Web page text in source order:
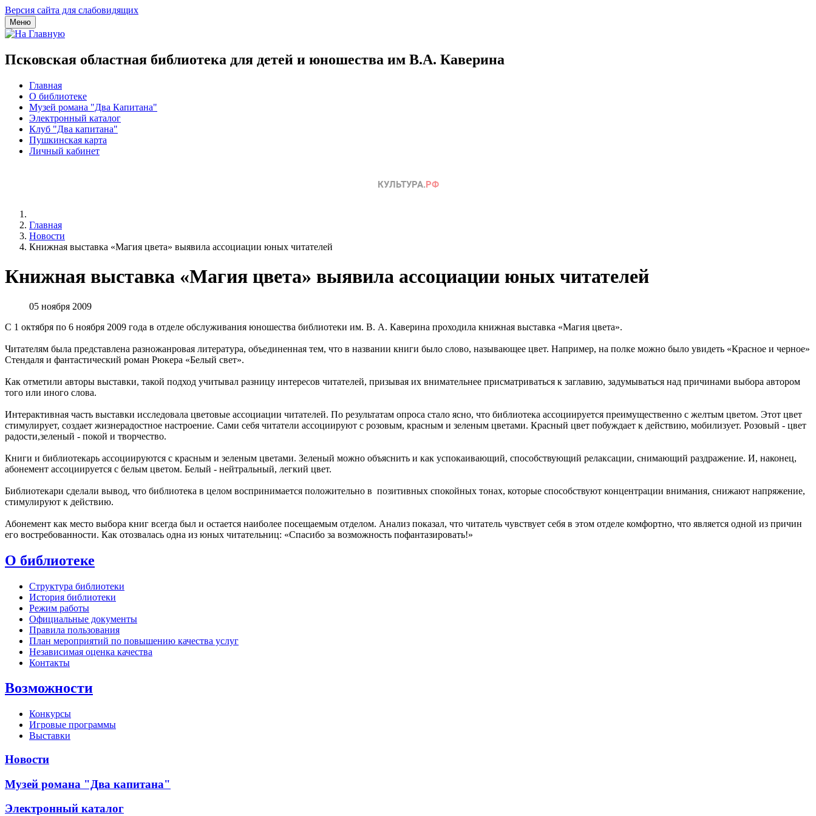
Версия сайта для слабовидящих
Меню
Псковская областная библиотека для детей и юношества им В.А. Каверина
Главная
О библиотеке
Музей романа "Два Капитана"
Электронный каталог
Клуб "Два капитана"
Пушкинская карта
Личный кабинет
Главная
Новости
Книжная выставка «Магия цвета» выявила ассоциации юных читателей
Книжная выставка «Магия цвета» выявила ассоциации юных читателей
05 ноября 2009
С 1 октября по 6 ноября 2009 года в отделе обслуживания юношества библиотеки им. В. А. Каверина проходила книжная выставка «Магия цвета».
Читателям была представлена разножанровая литература, объединенная тем, что в названии книги было слово, называющее цвет. Например, на полке можно было увидеть «Красное и черное»
Стендаля и фантастический роман Рюкера «Белый свет».
Как отметили авторы выставки, такой подход учитывал разницу интересов читателей, призывая их внимательнее присматриваться к заглавию, задумываться над причинами выбора автором
того или иного слова.
Интерактивная часть выставки исследовала цветовые ассоциации читателей. По результатам опроса стало ясно, что библиотека ассоциируется преимущественно с желтым цветом. Этот цвет
стимулирует, создает жизнерадостное настроение. Сами себя читатели ассоциируют с розовым, красным и зеленым цветами. Красный цвет побуждает к действию, мобилизует. Розовый - цвет
радости,зеленый - покой и творчество.
Книги и библиотекарь ассоциируются с красным и зеленым цветами. Зеленый можно объяснить и как успокаивающий, способствующий релаксации, снимающий раздражение. И, наконец,
абонемент ассоциируется с белым цветом. Белый - нейтральный, легкий цвет.
Библиотекари сделали вывод, что библиотека в целом воспринимается положительно в позитивных спокойных тонах, которые способствуют концентрации внимания, снижают напряжение,
стимулируют к действию.
Абонемент как место выбора книг всегда был и остается наиболее посещаемым отделом. Анализ показал, что читатель чувствует себя в этом отделе комфортно, что является одной из причин
его востребованности. Как отозвалась одна из юных читательниц: «Спасибо за возможность пофантазировать!»
О библиотеке
Структура библиотеки
История библиотеки
Режим работы
Официальные документы
Правила пользования
План мероприятий по повышению качества услуг
Независимая оценка качества
Контакты
Возможности
Конкурсы
Игровые программы
Выставки
Новости
Музей романа "Два капитана"
Электронный каталог